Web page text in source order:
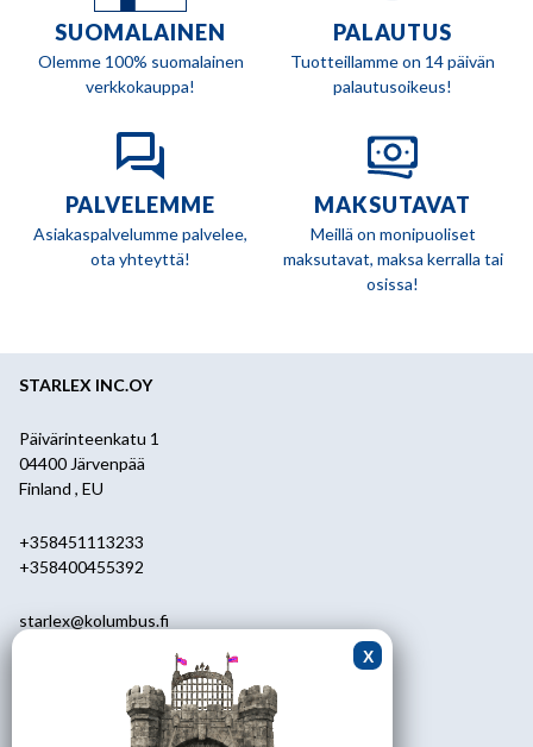
SUOMALAINEN
Olemme 100% suomalainen
verkkokauppa!
PALAUTUS
Tuotteillamme on 14 päivän
palautusoikeus!
PALVELEMME
Asiakaspalvelumme palvelee,
ota yhteyttä!
MAKSUTAVAT
Meillä on monipuoliset
maksutavat, maksa kerralla tai
osissa!
STARLEX INC.OY
Päivärinteenkatu 1
04400 Järvenpää
Finland , EU
+358451113233
+358400455392
starlex@kolumbus.fi